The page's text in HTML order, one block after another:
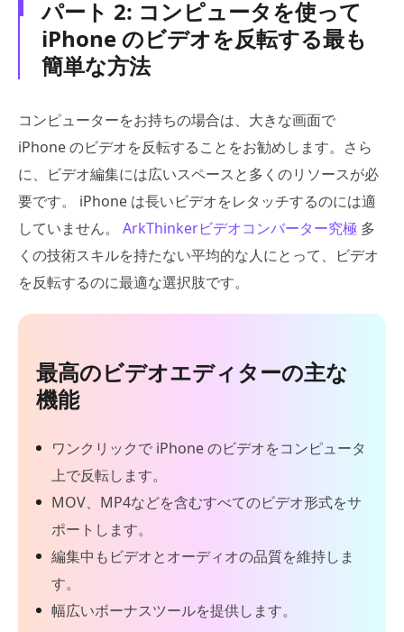
パート 2: コンピュータを使って
iPhone のビデオを反転する最も
簡単な方法
コンピューターをお持ちの場合は、大きな画面で
iPhone のビデオを反転することをお勧めします。さら
に、ビデオ編集には広いスペースと多くのリソースが必
要です。 iPhone は長いビデオをレタッチするのには適
していません。 ArkThinkerビデオコンバーター究極 多
くの技術スキルを持たない平均的な人にとって、ビデオ
を反転するのに最適な選択肢です。
最高のビデオエディターの主な
機能
ワンクリックで iPhone のビデオをコンピュータ
上で反転します。
MOV、MP4などを含むすべてのビデオ形式をサ
ポートします。
編集中もビデオとオーディオの品質を維持しま
す。
幅広いボーナスツールを提供します。